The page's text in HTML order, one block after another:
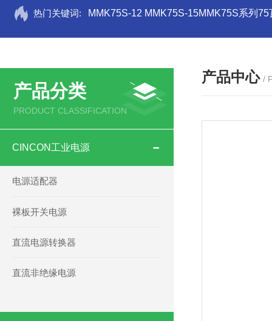
热门关键词: MMK75S-12 MMK75S-15MMK75S系列
产品分类
PRODUCT CLASSIFICATION
CINCON工业电源
电源适配器
裸板开关电源
直流电源转换器
直流非绝缘电源
产品中心 /